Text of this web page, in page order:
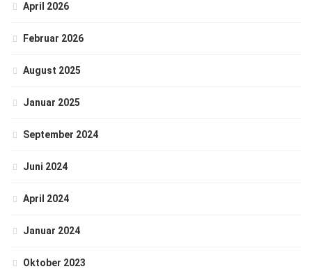
April 2026
Februar 2026
August 2025
Januar 2025
September 2024
Juni 2024
April 2024
Januar 2024
Oktober 2023